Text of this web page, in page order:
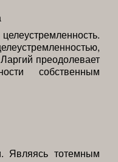
преодолевает
собственным
Являясь тотемным